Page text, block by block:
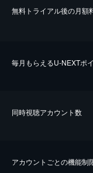
無料トライアル後の⽉額
毎⽉もらえるU-NEXTポ
同時視聴アカウント数
アカウントごとの機能制